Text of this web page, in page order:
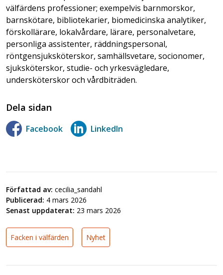
välfärdens professioner; exempelvis barnmorskor,
barnskötare, bibliotekarier, biomedicinska analytiker,
förskollärare, lokalvårdare, lärare, personalvetare,
personliga assistenter, räddningspersonal,
röntgensjuksköterskor, samhällsvetare, socionomer,
sjuksköterskor, studie- och yrkesvägledare,
undersköterskor och vårdbiträden.
Dela sidan
Facebook LinkedIn
Författad av: cecilia_sandahl
Publicerad: 4 mars 2026
Senast uppdaterat: 23 mars 2026
Facken i välfärden Nyhet